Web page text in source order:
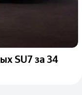
SU7 за 34